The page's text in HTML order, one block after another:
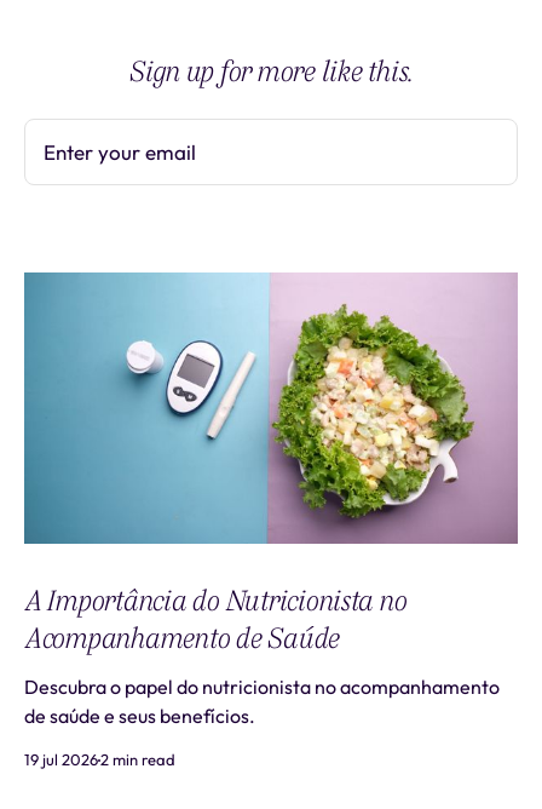
Sign up for more like this.
Enter your email
A Importância do Nutricionista no
Acompanhamento de Saúde
Descubra o papel do nutricionista no acompanhamento
de saúde e seus benefícios.
19 jul 20262 min read